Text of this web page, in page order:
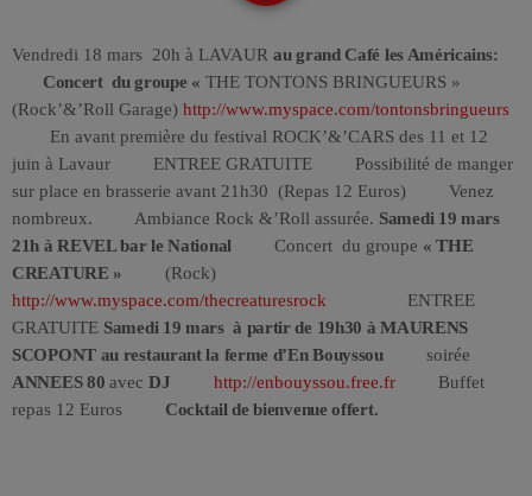
Vendredi 18 mars 20h à LAVAUR au grand Café les Américains:
Concert du groupe « THE TONTONS BRINGUEURS »
(Rock’&’Roll Garage) http://www.myspace.com/tontonsbringueurs
En avant première du festival ROCK’&’CARS des 11 et 12
juin à Lavaur ENTREE GRATUITE Possibilité de manger
sur place en brasserie avant 21h30 (Repas 12 Euros) Venez
nombreux. Ambiance Rock &’Roll assurée. Samedi 19 mars
21h à REVELbar le National Concert du groupe « THE
CREATURE »
(Rock)
http://www.myspace.com/thecreaturesrock ENTREE
GRATUITE Samedi 19 mars à partir de 19h30 à MAURENS
SCOPONT au restaurant la ferme d’En Bouyssou soirée
ANNEES 80 avecDJ http://enbouyssou.free.frBuffet
repas 12 Euros Cocktail de bienvenue offert.